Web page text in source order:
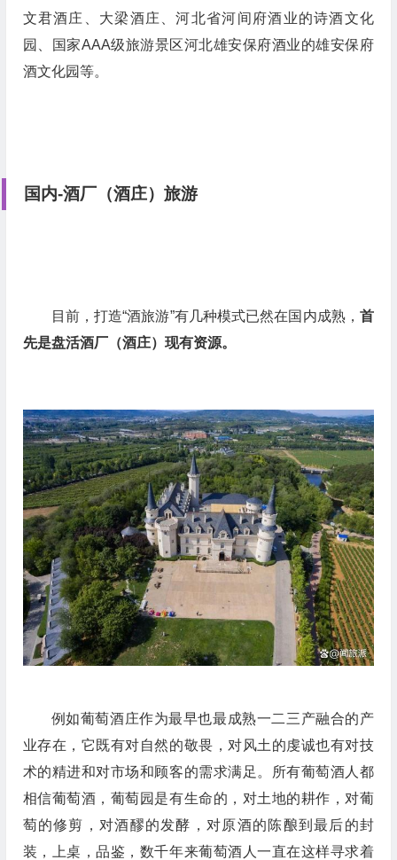
文君酒庄、大梁酒庄、河北省河间府酒业的诗酒文化
园、国家AAA级旅游景区河北雄安保府酒业的雄安保府
酒文化园等。
国内-酒厂（酒庄）旅游
目前，打造“酒旅游”有几种模式已然在国内成熟， 首
先是盘活酒厂（酒庄）现有资源。
例如葡萄酒庄作为最早也最成熟一二三产融合的产
业存在，它既有对自然的敬畏，对风土的虔诚也有对技
术的精进和对市场和顾客的需求满足。所有葡萄酒人都
相信葡萄酒，葡萄园是有生命的，对土地的耕作，对葡
萄的修剪，对酒醪的发酵，对原酒的陈酿到最后的封
装，上桌，品鉴，数千年来葡萄酒人一直在这样寻求着